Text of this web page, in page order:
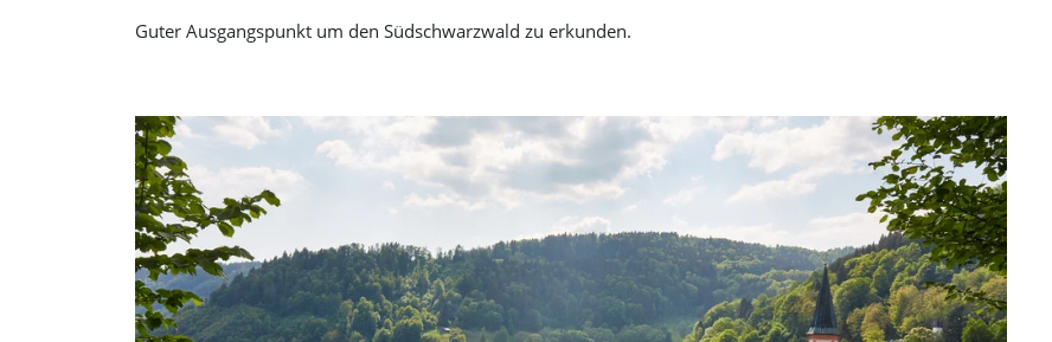
Guter Ausgangspunkt um den Südschwarzwald zu erkunden.